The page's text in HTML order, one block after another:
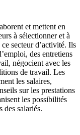
et mettent en
à sélectionner et à
secteur d’activité. Ils
des entretiens
négocient avec les
de travail. Les
les salaires,
sur les prestations
les possibilités
des salariés.